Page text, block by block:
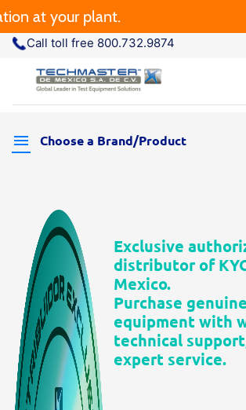
at your plant.
Call toll free 800.732.9874
Exclusive
distributor of
Mexico.
Purchase genuine
equipment with
technical
expert service.
Choose a Brand/Product